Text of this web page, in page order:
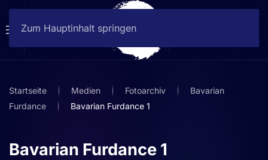
Zum Hauptinhalt springen
Startseite Medien Fotoarchiv
Bavarian
Furdance
Bavarian Furdance 1
Bavarian Furdance 1